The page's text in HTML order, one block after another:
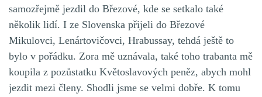
samozřejmě jezdil do Březové, kde se setkalo také
několik lidí. I ze Slovenska přijeli do Březové
Mikulovci, Lenártovičovci, Hrabussay, tehdá ještě to
bylo v pořádku. Zora mě uznávala, také toho trabanta mě
koupila z pozůstatku Květoslavových peněz, abych mohl
jezdit mezi členy. Shodli jsme se velmi dobře. K tomu